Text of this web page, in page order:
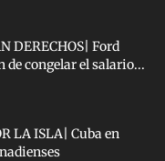
DERECHOS| Ford
congelar el salario...
LA ISLA| Cuba en